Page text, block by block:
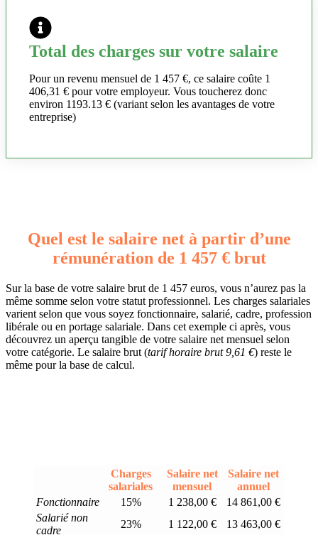
Total des charges sur votre salaire
Pour un revenu mensuel de 1 457 €, ce salaire coûte 1
406,31 € pour votre employeur. Vous toucherez donc
environ 1193.13 € (variant selon les avantages de votre
entreprise)
Quel est le salaire net à partir d’une
rémunération de 1 457 € brut
Sur la base de votre salaire brut de 1 457 euros, vous n’aurez pas la
même somme selon votre statut professionnel. Les charges salariales
varient selon que vous soyez fonctionnaire, salarié, cadre, profession
libérale ou en portage salariale. Dans cet exemple ci après, vous
découvrez un aperçu tangible de votre salaire net mensuel selon
votre catégorie. Le salaire brut (tarif horaire brut 9,61 €) reste le
même pour la base de calcul.
Charges
salariales
Salaire net
mensuel
Salaire net
annuel
Fonctionnaire
15% 1 238,00 €
14 861,00 €
Salarié non
cadre
23% 1 122,00 €
13 463,00 €